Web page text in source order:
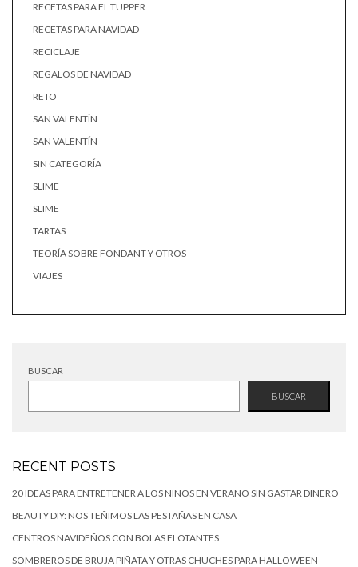
RECETAS PARA EL TUPPER
RECETAS PARA NAVIDAD
RECICLAJE
REGALOS DE NAVIDAD
RETO
SAN VALENTÍN
SAN VALENTÍN
SIN CATEGORÍA
SLIME
SLIME
TARTAS
TEORÍA SOBRE FONDANT Y OTROS
VIAJES
BUSCAR
BUSCAR
RECENT POSTS
20 IDEAS PARA ENTRETENER A LOS NIÑOS EN VERANO SIN GASTAR DINERO
BEAUTY DIY: NOS TEÑIMOS LAS PESTAÑAS EN CASA
CENTROS NAVIDEÑOS CON BOLAS FLOTANTES
SOMBREROS DE BRUJA PIÑATA Y OTRAS CHUCHES PARA HALLOWEEN